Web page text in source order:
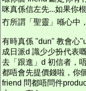
咪真係信左先...如果你
冇所謂「聖靈」喺心中
有時真係 "dun" 教會心
成日派d 識少少扮代表
去「跟進」d 初信者，
都唔會先提價錢啦，你
friend 問都唔問件